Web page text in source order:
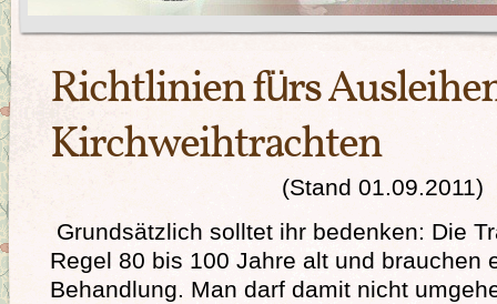
Richtlinien fürs
Kirchweihtrachten
(Stand 01.09.2011)
Grundsätzlich solltet ihr bedenken: Die
Regel 80 bis 100 Jahre alt und brauchen
Behandlung. Man darf damit nicht